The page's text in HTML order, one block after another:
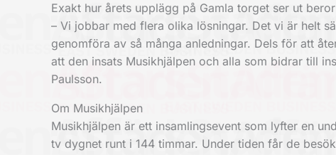
Exakt hur årets upplägg på Gamla torget ser ut
– Vi jobbar med flera olika lösningar. Det vi är helt
genomföra av så många anledningar. Dels för att
att den insats Musikhjälpen och alla som bidrar till
Paulsson.
Om Musikhjälpen
Musikhjälpen är ett insamlingsevent som lyfter en
tv dygnet runt i 144 timmar. Under tiden får de